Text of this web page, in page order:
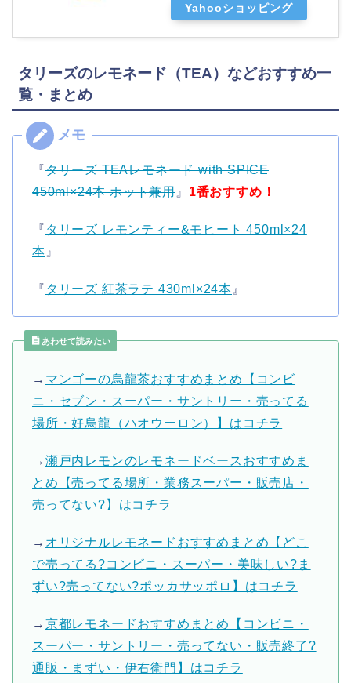
Yahooショッピング
タリーズのレモネード（TEA）などおすすめ一
覧・まとめ
『タリーズ TEAレモネード with SPICE
450ml×24本 ホット兼用 』 1番おすすめ！
『 タリーズ レモンティー&モヒート 450ml×24
本 』
『 タリーズ 紅茶ラテ 430ml×24本 』
あわせて読みたい
→ マンゴーの烏龍茶おすすめまとめ【コンビ
ニ・セブン・スーパー・サントリー・売ってる
場所・好烏龍（ハオウーロン）】はコチラ
→ 瀬戸内レモンのレモネードベースおすすめま
とめ【売ってる場所・業務スーパー・販売店・
売ってない?】はコチラ
→ オリジナルレモネードおすすめまとめ【どこ
で売ってる?コンビニ・スーパー・美味しい?ま
ずい?売ってない?ポッカサッポロ】はコチラ
→ 京都レモネードおすすめまとめ【コンビニ・
スーパー・サントリー・売ってない・販売終了?
通販・まずい・伊右衛門】はコチラ